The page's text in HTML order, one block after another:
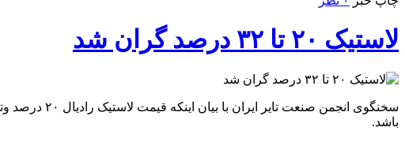
لاستیک ۲۰ تا ۳۲ درصد گران شد
باشد.